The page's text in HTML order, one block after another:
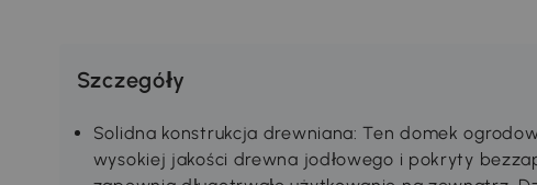
Szczegóły
Solidna konstrukcja drewniana: Ten domek
wysokiej jakości drewna jodłowego i pokryty